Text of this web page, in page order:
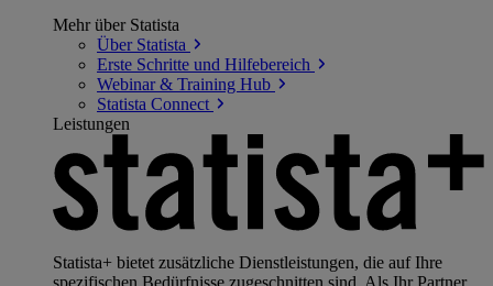
Mehr über Statista
Über Statista
Erste Schritte und Hilfebereich
Webinar & Training Hub
Statista Connect
Leistungen
Statista+ bietet zusätzliche Dienstleistungen, die auf Ihre
spezifischen Bedürfnisse zugeschnitten sind. Als Ihr Partner